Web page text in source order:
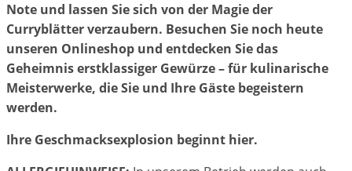
Note und lassen Sie sich von der Magie der
Curryblätter verzaubern. Besuchen Sie noch heute
unseren Onlineshop und entdecken Sie das
Geheimnis erstklassiger Gewürze – für kulinarische
Meisterwerke, die Sie und Ihre Gäste begeistern
werden.
Ihre Geschmacksexplosion beginnt hier.